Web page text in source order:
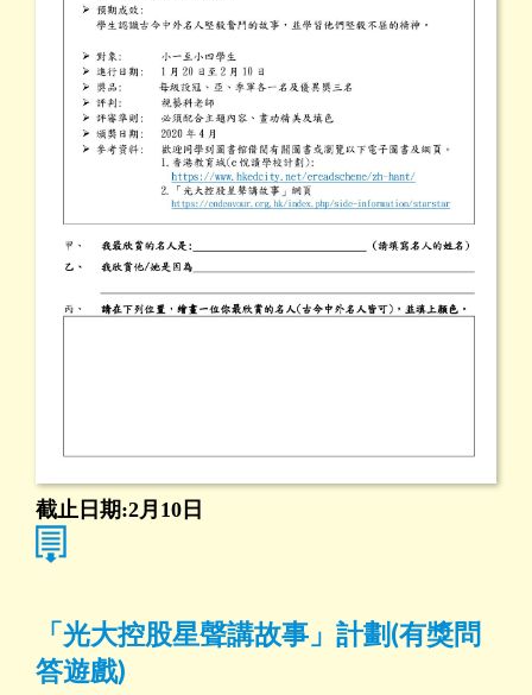
截止日期:2月10日
「光大控股星聲講故事」計劃(有獎問
答遊戲)